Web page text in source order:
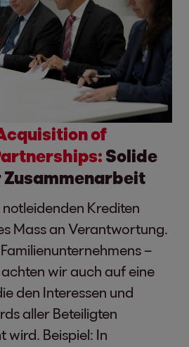
of
Solide
Zusammenarbeit
Krediten
Mass an Verantwortung.
–
wir auch auf eine
den Interessen und
aller Beteiligten
wird. Beispiel: In